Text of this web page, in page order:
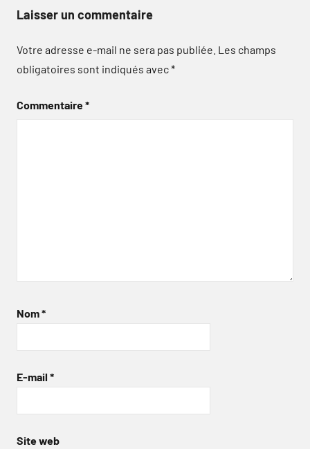
Laisser un commentaire
Votre adresse e-mail ne sera pas publiée. Les champs
obligatoires sont indiqués avec*
Commentaire*
Nom*
E-mail *
Site web